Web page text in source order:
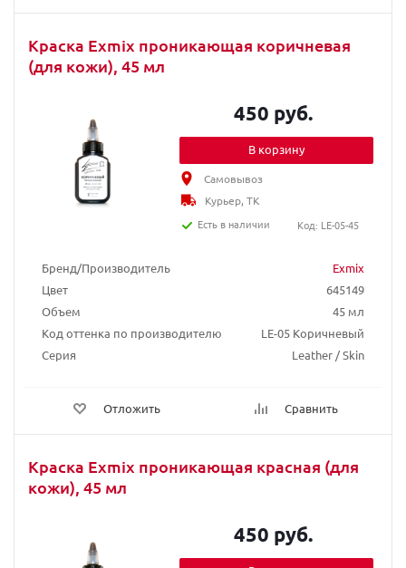
Краска Exmix проникающая коричневая
(для кожи), 45 мл
Бренд/Производитель
Exmix
Цвет
645149
Объем
45 мл
Код оттенка по производителю
LE-05 Коричневый
Серия
Leather / Skin
Отложить Сравнить
450 руб.
В корзину
Самовывоз
Курьер, ТК
Есть в наличии
Код: LE-05-45
Краска Exmix проникающая красная (для
кожи), 45 мл
450 руб.